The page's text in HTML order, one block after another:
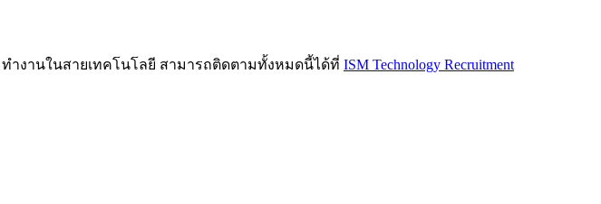
ำงานในสายเทคโนโลยี สามารถติดตามทั้งหมดนี้ได้ที่ ISM Technology Recruitment